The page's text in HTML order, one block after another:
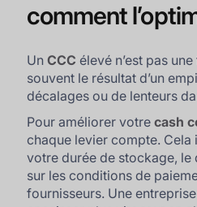
comment
UnCCC élevé n’est pas
souvent le résultat d’un
décalages ou de lenteurs
Pour améliorer votrecash
chaque levier compte. Cela
votre durée de stockage, le
sur les conditions de
fournisseurs. Une